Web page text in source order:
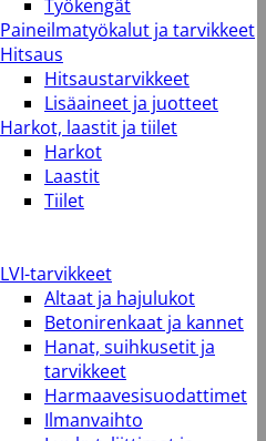
Työkengät
Paineilmatyökalut ja tarvikkeet
Hitsaus
Hitsaustarvikkeet
Lisäaineet ja juotteet
Harkot, laastit ja tiilet
Harkot
Laastit
Tiilet
LVI-tarvikkeet
Altaat ja hajulukot
Betonirenkaat ja kannet
Hanat, suihkusetit ja
tarvikkeet
Harmaavesisuodattimet
Ilmanvaihto